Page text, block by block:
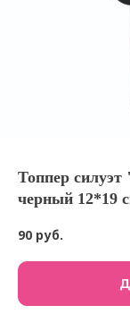
Топпер
черный 12*19
90 руб.